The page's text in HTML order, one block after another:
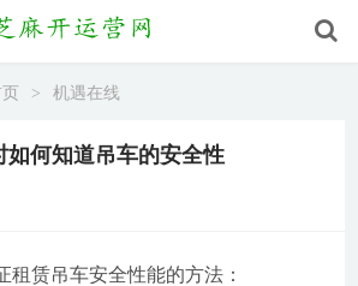
> 机遇在线
如何知道吊车的安全性
租赁吊车安全性能的方法：